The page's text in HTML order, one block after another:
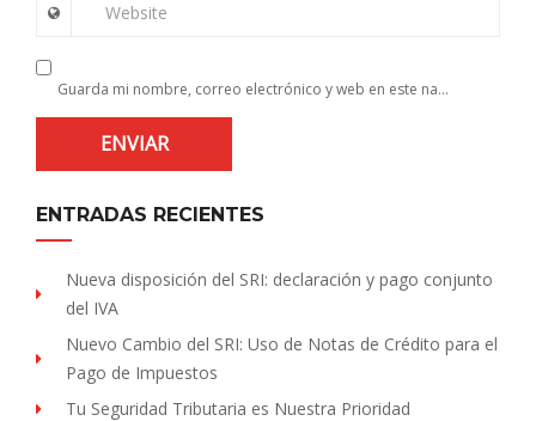
Website
Guarda mi nombre, correo electrónico y web en este navegador para la próxima vez que comente.
ENTRADAS RECIENTES
Nueva disposición del SRI: declaración y pago conjunto
del IVA
Nuevo Cambio del SRI: Uso de Notas de Crédito para el
Pago de Impuestos
Tu Seguridad Tributaria es Nuestra Prioridad